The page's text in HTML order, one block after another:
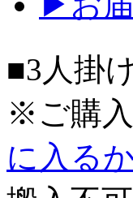
■3人掛
※ご購
に入る